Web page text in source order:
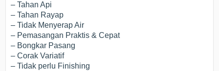
– Tahan Api
– Tahan Rayap
– Tidak Menyerap Air
– Pemasangan Praktis & Cepat
– Bongkar Pasang
– Corak Variatif
– Tidak perlu Finishing